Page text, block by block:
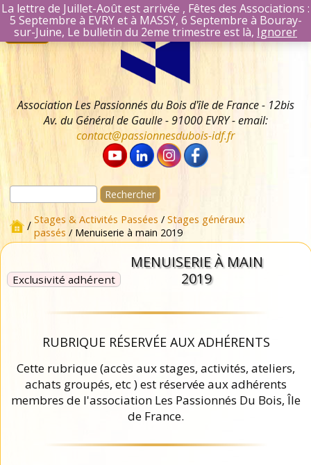
La lettre de Juillet-Août est arrivée , Fêtes des Associations :
5 Septembre à EVRY et à MASSY, 6 Septembre à Bouray-
sur-Juine, Le bulletin du 2eme trimestre est là, Ignorer
Association Les Passionnés du Bois d'île de France - 12bis
Av. du Général de Gaulle - 91000 EVRY - email:
contact@passionnesdubois-idf.fr
Menu
Aller
au
contenu
Se connecter
Rechercher :
/ Stages & Activités Passées / Stages généraux
passés / Menuiserie à main 2019
Exclusivité adhérent
MENUISERIE À MAIN
2019
RUBRIQUE RÉSERVÉE AUX ADHÉRENTS
Cette rubrique (accès aux stages, activités, ateliers,
achats groupés, etc ) est réservée aux adhérents
membres de l'association Les Passionnés Du Bois, Île
de France.